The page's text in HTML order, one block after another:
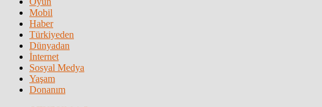
Mobil
Haber
Türkiyeden
Dünyadan
İnternet
Sosyal Medya
Yaşam
Donanım